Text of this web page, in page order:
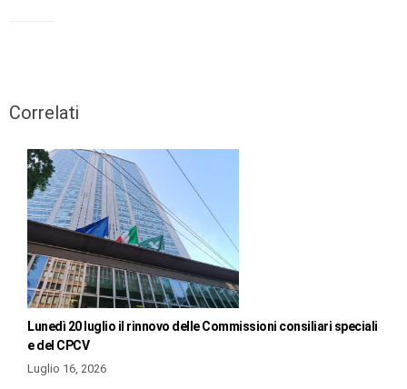
Correlati
Lunedì 20 luglio il rinnovo delle Commissioni consiliari speciali
e del CPCV
Luglio 16, 2026